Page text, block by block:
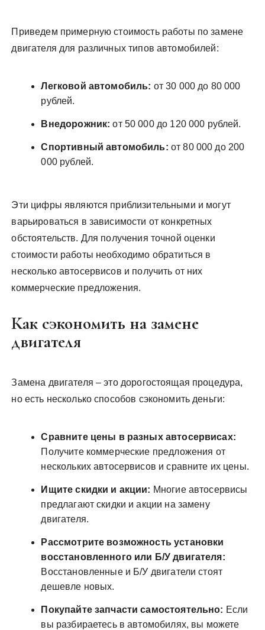
Приведем примерную стоимость работы по замене
двигателя для различных типов автомобилей:
Легковой автомобиль: от 30 000 до 80 000
рублей.
Внедорожник: от 50 000 до 120 000 рублей.
Спортивный автомобиль: от 80 000 до 200
000 рублей.
Эти цифры являются приблизительными и могут
варьироваться в зависимости от конкретных
обстоятельств. Для получения точной оценки
стоимости работы необходимо обратиться в
несколько автосервисов и получить от них
коммерческие предложения.
Как сэкономить на замене
двигателя
Замена двигателя – это дорогостоящая процедура,
но есть несколько способов сэкономить деньги:
Сравните цены в разных автосервисах:
Получите коммерческие предложения от
нескольких автосервисов и сравните их цены.
Ищите скидки и акции: Многие автосервисы
предлагают скидки и акции на замену
двигателя.
Рассмотрите возможность установки
восстановленного или Б/У двигателя:
Восстановленные и Б/У двигатели стоят
дешевле новых.
Покупайте запчасти самостоятельно: Если
вы разбираетесь в автомобилях, вы можете